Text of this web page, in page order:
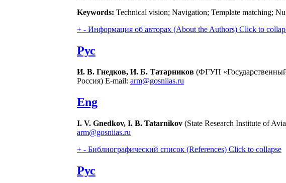
Keywords: Technical vision; Navigation; Template matching;
+ - Информация об авторах (About the Authors) Click to
Рус
И. В. Гнедков, И. Б. Татарников (ФГУП
Россия) E-mail: arm@gosniias.ru
Eng
I. V. Gnedkov, I. B. Tatarnikov (State Research Institute of
arm@gosniias.ru
+ - Библиографический список (References) Click to collapse
Рус